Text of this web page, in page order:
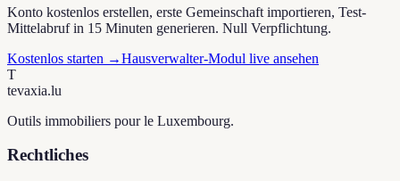
Konto kostenlos erstellen, erste Gemeinschaft importieren, Test-
Mittelabruf in 15 Minuten generieren. Null Verpflichtung.
Kostenlos starten →Hausverwalter-Modul live ansehen
T
tevaxia.lu
Outils immobiliers pour le Luxembourg.
Rechtliches